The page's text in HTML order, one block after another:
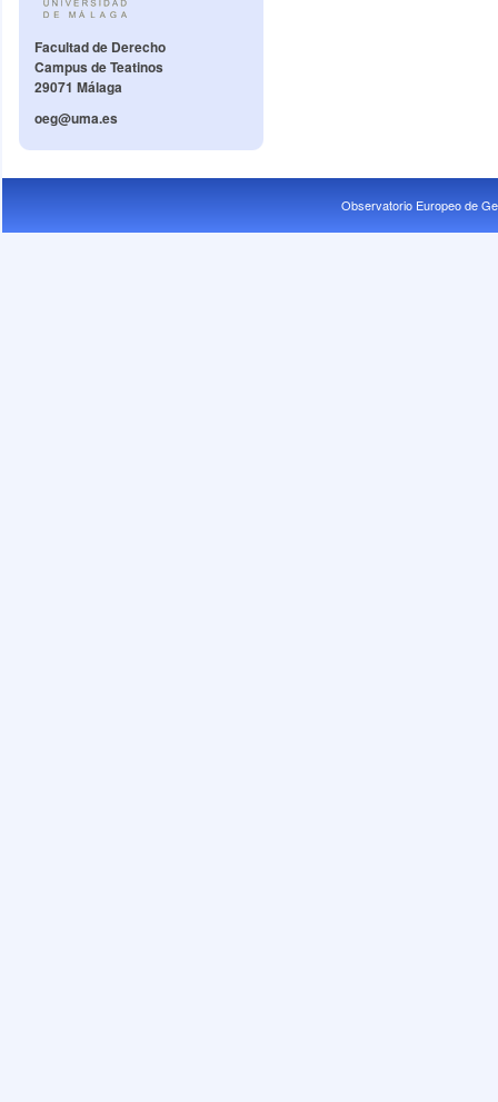
Facultad de Derecho
Campus de Teatinos
29071 Málaga
oeg@uma.es
Observatorio Europeo de